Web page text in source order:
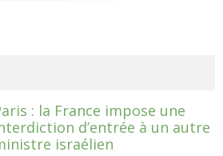
: la France impose une
d’entrée à un autre
israélien